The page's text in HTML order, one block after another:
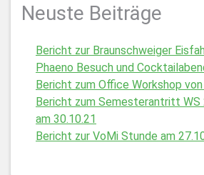
Neuste Beiträge
Bericht zur Braunschweiger
Phaeno Besuch und
Bericht zum Office Workshop von
Bericht zum Semesterantritt
am 30.10.21
Bericht zur VoMi Stunde am